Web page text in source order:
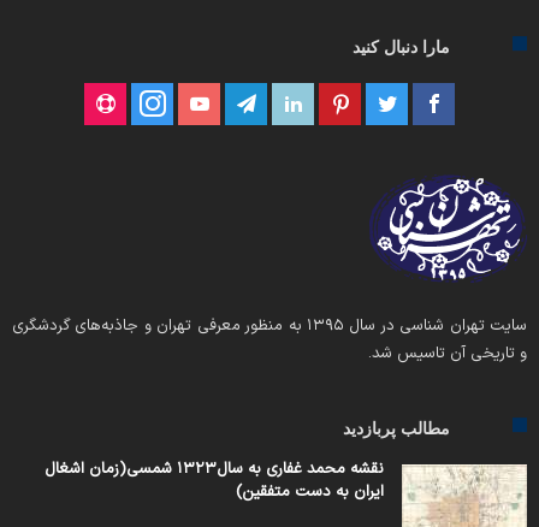
مارا دنبال کنید
سایت تهران شناسی در سال ۱۳۹۵ به منظور معرفی تهران و جاذبه‌های گردشگری
و تاریخی آن تاسیس شد.
مطالب پربازدید
نقشه محمد غفاری به سال۱۳۲۳ شمسی(زمان اشغال
ایران به دست متفقین)